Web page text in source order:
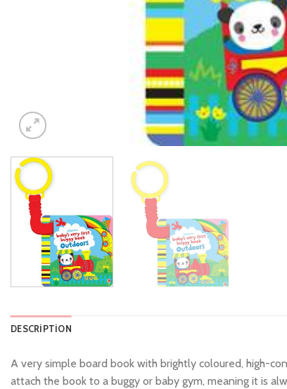
DESCRIPTION
A very simple board book with brightly coloured, high-
attach the book to a buggy or baby gym, meaning it is